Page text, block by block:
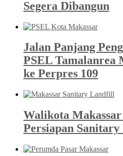
Segera Dibangun
Jalan Panjang
PSEL Tamalanrea
ke Perpres 109
Walikota
Persiapan